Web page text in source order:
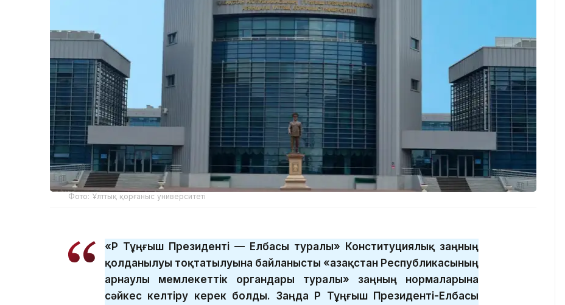
Фото: Ұлттық қорғаныс университеті
«ҚР Тұңғыш Президенті — Елбасы туралы» Конституциялық заңның
қолданылуы тоқтатылуына байланысты «Қазақстан Республикасының
арнаулы мемлекеттік органдары туралы» заңның нормаларына
сәйкес келтіру керек болды. Заңда ҚР Тұңғыш Президенті-Елбасы